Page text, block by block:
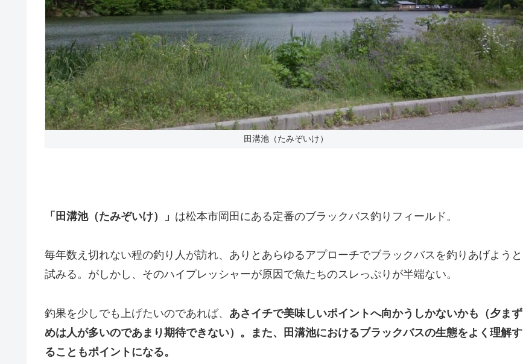
田溝池（たみぞいけ）
「田溝池（たみぞいけ）」 は松本市岡田にある定番のブラックバス釣りフィールド。
毎年数え切れない程の釣り人が訪れ、ありとあらゆるアプローチでブラックバスを釣りあげようと
試みる。がしかし、 そのハイプレッシャーが原因で魚たちのスレっぷりが半端ない。
釣果を少しでも上げたいのであれば、 あさイチで美味しいポイントへ向かうしかないかも（夕まず
めは人が多いのであまり期待できない）。また、田溝池におけるブラックバスの生態をよく理解す
ることもポイントになる。